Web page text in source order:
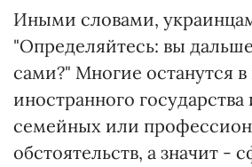
Иными словами,
"Определяйтесь: вы
сами?" Многие останутся в
иностранного государства
семейных или
обстоятельств, а значит -